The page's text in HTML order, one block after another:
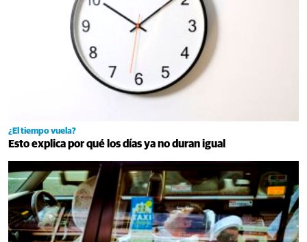
¿El tiempo vuela?
Esto explica por qué los días ya no duran igual